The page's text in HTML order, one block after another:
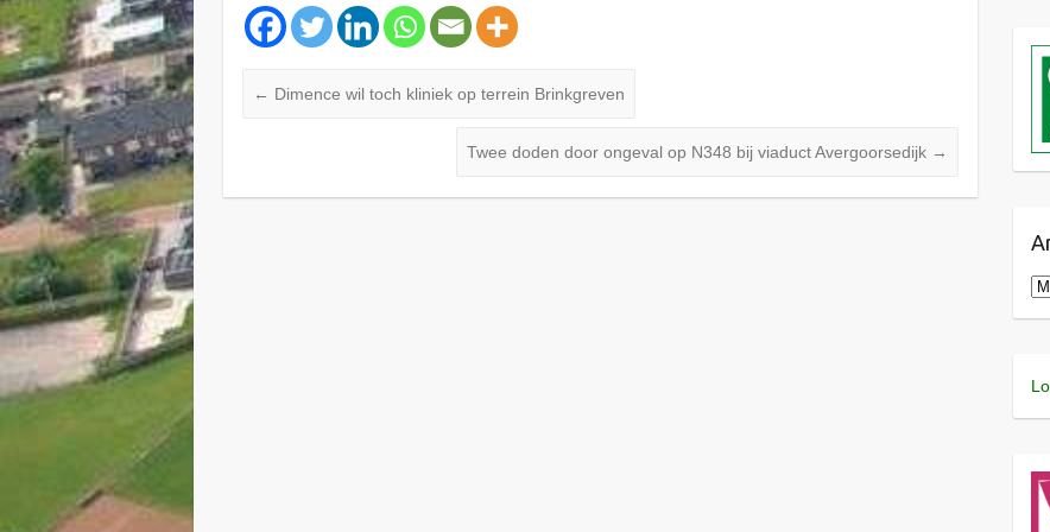
← Dimence wil toch kliniek op terrein Brinkgreven
Twee doden door ongeval op N348 bij viaduct Avergoorsedijk →